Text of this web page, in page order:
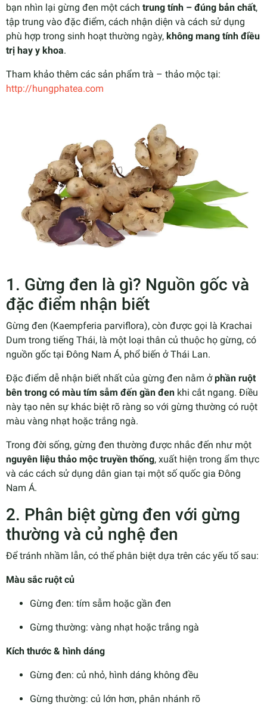
bạn nhìn lại gừng đen một cách trung tính – đúng bản chất,
tập trung vào đặc điểm, cách nhận diện và cách sử dụng
phù hợp trong sinh hoạt thường ngày, không mang tính điều
trị hay y khoa.
Tham khảo thêm các sản phẩm trà – thảo mộc tại:
http://hungphatea.com
1. Gừng đen là gì? Nguồn gốc và
đặc điểm nhận biết
Gừng đen (Kaempferia parviflora), còn được gọi là Krachai
Dum trong tiếng Thái, là một loại thân củ thuộc họ gừng, có
nguồn gốc tại Đông Nam Á, phổ biến ở Thái Lan.
Đặc điểm dễ nhận biết nhất của gừng đen nằm ởphần ruột
bên trong có màu tím sẫm đến gần đen khi cắt ngang. Điều
này tạo nên sự khác biệt rõ ràng so với gừng thường có ruột
màu vàng nhạt hoặc trắng ngà.
Trong đời sống, gừng đen thường được nhắc đến như một
nguyên liệu thảo mộc truyền thống, xuất hiện trong ẩm thực
và các cách sử dụng dân gian tại một số quốc gia Đông
Nam Á.
2. Phân biệt gừng đen với gừng
thường và củ nghệ đen
Để tránh nhầm lẫn, có thể phân biệt dựa trên các yếu tố sau:
Màu sắc ruột củ
Gừng đen: tím sẫm hoặc gần đen
Gừng thường: vàng nhạt hoặc trắng ngà
Kích thước & hình dáng
Gừng đen: củ nhỏ, hình dáng không đều
Gừng thường: củ lớn hơn, phân nhánh rõ